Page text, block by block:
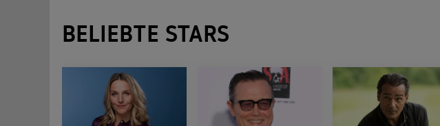
BELIEBTE STARS